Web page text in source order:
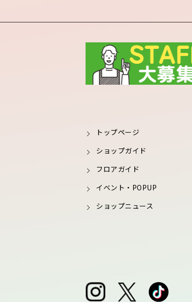
トップページ
ショップガイド
フロアガイド
イベント・POPUP
ショップニュース